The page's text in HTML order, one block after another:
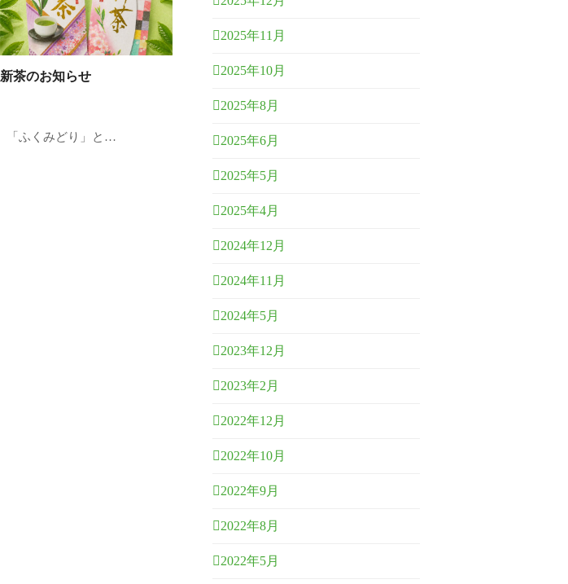
新茶のお知らせ
「ふくみどり」と…
2025年11月
2025年10月
2025年8月
2025年6月
2025年5月
2025年4月
2024年12月
2024年11月
2024年5月
2023年12月
2023年2月
2022年12月
2022年10月
2022年9月
2022年8月
2022年5月